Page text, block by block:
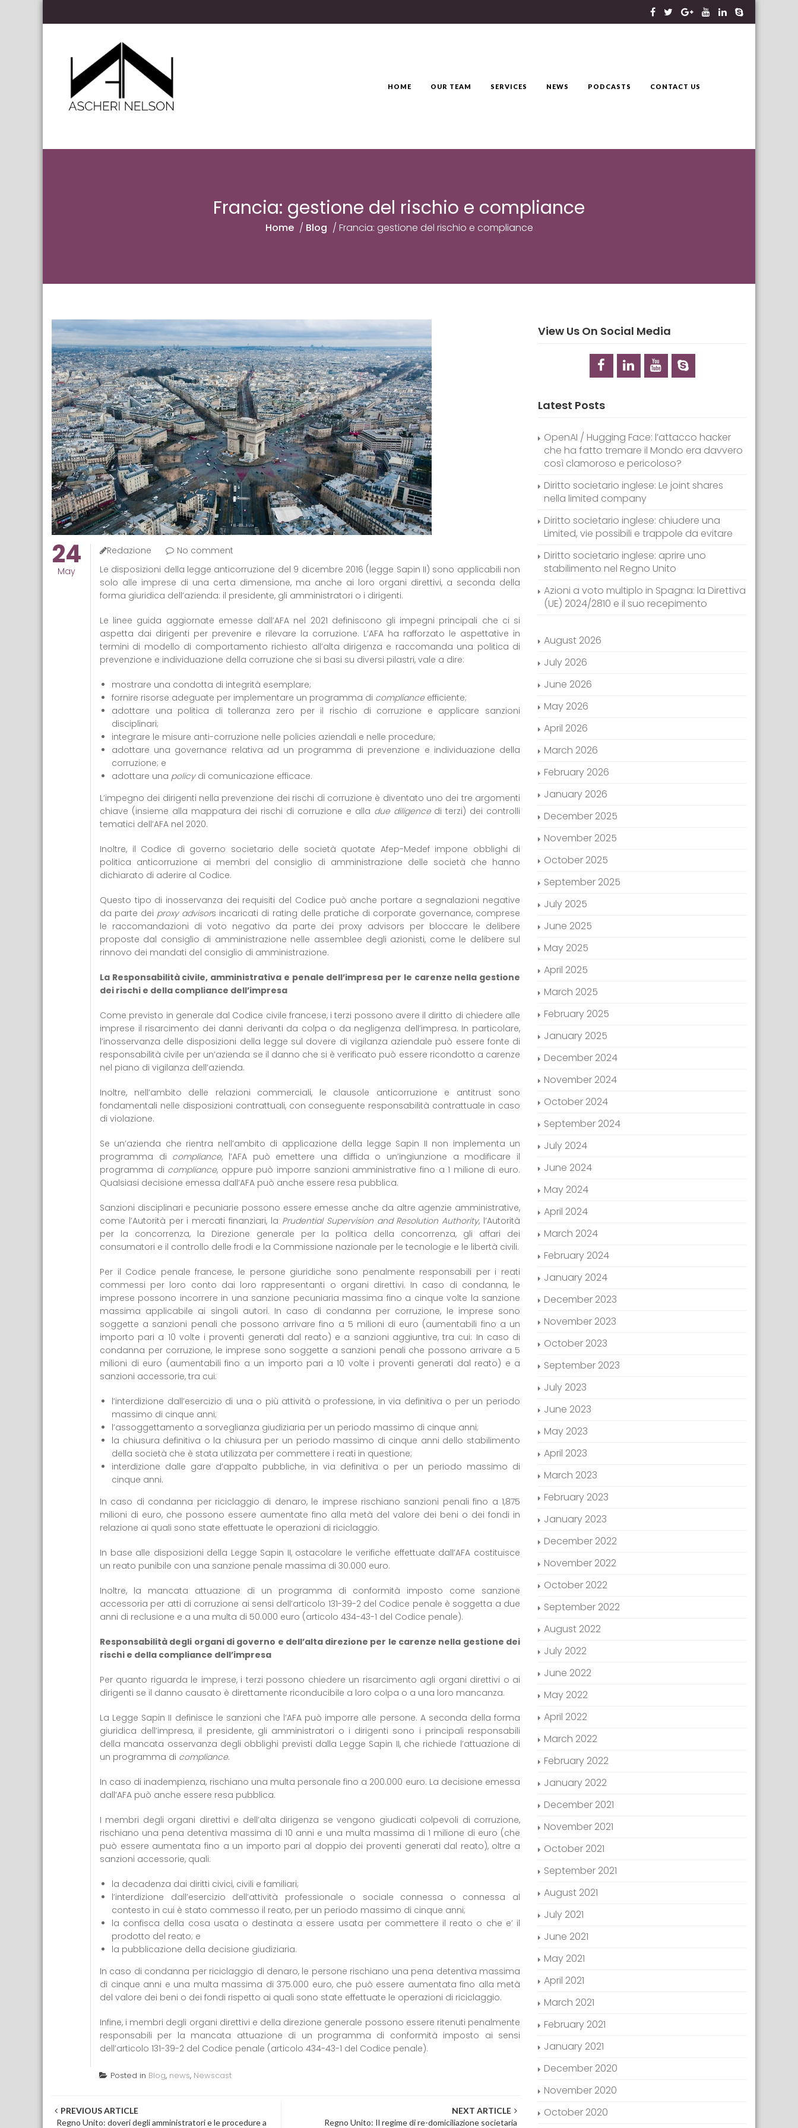
Ascheri Nelson LLP
HOME OUR TEAM SERVICES NEWS PODCASTS CONTACT US
Francia: gestione del rischio e compliance
Home / Blog / Francia: gestione del rischio e compliance
24
May
Redazione
No comment
Le disposizioni della legge anticorruzione del 9 dicembre 2016 (legge Sapin II) sono applicabili non
solo alle imprese di una certa dimensione, ma anche ai loro organi direttivi, a seconda della
forma giuridica dell’azienda: il presidente, gli amministratori o i dirigenti.
Le linee guida aggiornate emesse dall’AFA nel 2021 definiscono gli impegni principali che ci si
aspetta dai dirigenti per prevenire e rilevare la corruzione. L’AFA ha rafforzato le aspettative in
termini di modello di comportamento richiesto all’alta dirigenza e raccomanda una politica di
prevenzione e individuazione della corruzione che si basi su diversi pilastri, vale a dire:
mostrare una condotta di integrità esemplare;
fornire risorse adeguate per implementare un programma di compliance efficiente;
adottare una politica di tolleranza zero per il rischio di corruzione e applicare sanzioni
disciplinari;
integrare le misure anti-corruzione nelle policies aziendali e nelle procedure;
adottare una governance relativa ad un programma di prevenzione e individuazione della
corruzione; e
adottare una policydi comunicazione efficace.
L’impegno dei dirigenti nella prevenzione dei rischi di corruzione è diventato uno dei tre argomenti
chiave (insieme alla mappatura dei rischi di corruzione e alla due diligencedi terzi) dei controlli
tematici dell’AFA nel 2020.
Inoltre, il Codice di governo societario delle società quotate Afep-Medef impone obblighi di
politica anticorruzione ai membri del consiglio di amministrazione delle società che hanno
dichiarato di aderire al Codice.
Questo tipo di inosservanza dei requisiti del Codice può anche portare a segnalazioni negative
da parte dei proxy advisors incaricati di rating delle pratiche di corporate governance, comprese
le raccomandazioni di voto negativo da parte dei proxy advisors per bloccare le delibere
proposte dal consiglio di amministrazione nelle assemblee degli azionisti, come le delibere sul
rinnovo dei mandati del consiglio di amministrazione.
La Responsabilità civile, amministrativa e penale dell’impresa per le carenze nella gestione
dei rischi e della compliance dell’impresa
Come previsto in generale dal Codice civile francese, i terzi possono avere il diritto di chiedere alle
imprese il risarcimento dei danni derivanti da colpa o da negligenza dell’impresa. In particolare,
l’inosservanza delle disposizioni della legge sul dovere di vigilanza aziendale può essere fonte di
responsabilità civile per un’azienda se il danno che si è verificato può essere ricondotto a carenze
nel piano di vigilanza dell’azienda.
Inoltre, nell’ambito delle relazioni commerciali, le clausole anticorruzione e antitrust sono
fondamentali nelle disposizioni contrattuali, con conseguente responsabilità contrattuale in caso
di violazione.
Se un’azienda che rientra nell’ambito di applicazione della legge Sapin II non implementa un
programma di compliance, l’AFA può emettere una diffida o un’ingiunzione a modificare il
programma di compliance, oppure può imporre sanzioni amministrative fino a 1 milione di euro.
Qualsiasi decisione emessa dall’AFA può anche essere resa pubblica.
Sanzioni disciplinari e pecuniarie possono essere emesse anche da altre agenzie amministrative,
come l’Autorità per i mercati finanziari, la Prudential Supervision and Resolution Authority, l’Autorità
per la concorrenza, la Direzione generale per la politica della concorrenza, gli affari dei
consumatori e il controllo delle frodi e la Commissione nazionale per le tecnologie e le libertà civili.
Per il Codice penale francese, le persone giuridiche sono penalmente responsabili per i reati
commessi per loro conto dai loro rappresentanti o organi direttivi. In caso di condanna, le
imprese possono incorrere in una sanzione pecuniaria massima fino a cinque volte la sanzione
massima applicabile ai singoli autori. In caso di condanna per corruzione, le imprese sono
soggette a sanzioni penali che possono arrivare fino a 5 milioni di euro (aumentabili fino a un
importo pari a 10 volte i proventi generati dal reato) e a sanzioni aggiuntive, tra cui: In caso di
condanna per corruzione, le imprese sono soggette a sanzioni penali che possono arrivare a 5
milioni di euro (aumentabili fino a un importo pari a 10 volte i proventi generati dal reato) e a
sanzioni accessorie, tra cui:
l’interdizione dall’esercizio di una o più attività o professione, in via definitiva o per un periodo
massimo di cinque anni;
l’assoggettamento a sorveglianza giudiziaria per un periodo massimo di cinque anni;
la chiusura definitiva o la chiusura per un periodo massimo di cinque anni dello stabilimento
della società che è stata utilizzata per commettere i reati in questione;
interdizione dalle gare d’appalto pubbliche, in via definitiva o per un periodo massimo di
cinque anni.
In caso di condanna per riciclaggio di denaro, le imprese rischiano sanzioni penali fino a 1,875
milioni di euro, che possono essere aumentate fino alla metà del valore dei beni o dei fondi in
relazione ai quali sono state effettuate le operazioni di riciclaggio.
In base alle disposizioni della Legge Sapin II, ostacolare le verifiche effettuate dall’AFA costituisce
un reato punibile con una sanzione penale massima di 30.000 euro.
Inoltre, la mancata attuazione di un programma di conformità imposto come sanzione
accessoria per atti di corruzione ai sensi dell’articolo 131-39-2 del Codice penale è soggetta a due
anni di reclusione e a una multa di 50.000 euro (articolo 434-43-1 del Codice penale).
Responsabilità degli organi di governo e dell’alta direzione per le carenze nella gestione dei
rischi e della compliance dell’impresa
Per quanto riguarda le imprese, i terzi possono chiedere un risarcimento agli organi direttivi o ai
dirigenti se il danno causato è direttamente riconducibile a loro colpa o a una loro mancanza.
La Legge Sapin II definisce le sanzioni che l’AFA può imporre alle persone. A seconda della forma
giuridica dell’impresa, il presidente, gli amministratori o i dirigenti sono i principali responsabili
della mancata osservanza degli obblighi previsti dalla Legge Sapin II, che richiede l’attuazione di
un programma di compliance.
In caso di inadempienza, rischiano una multa personale fino a 200.000 euro. La decisione emessa
dall’AFA può anche essere resa pubblica.
I membri degli organi direttivi e dell’alta dirigenza se vengono giudicati colpevoli di corruzione,
rischiano una pena detentiva massima di 10 anni e una multa massima di 1 milione di euro (che
può essere aumentata fino a un importo pari al doppio dei proventi generati dal reato), oltre a
sanzioni accessorie, quali:
la decadenza dai diritti civici, civili e familiari;
l’interdizione dall’esercizio dell’attività professionale o sociale connessa o connessa al
contesto in cui è stato commesso il reato, per un periodo massimo di cinque anni;
la confisca della cosa usata o destinata a essere usata per commettere il reato o che e’ il
prodotto del reato; e
la pubblicazione della decisione giudiziaria.
In caso di condanna per riciclaggio di denaro, le persone rischiano una pena detentiva massima
di cinque anni e una multa massima di 375.000 euro, che può essere aumentata fino alla metà
del valore dei beni o dei fondi rispetto ai quali sono state effettuate le operazioni di riciclaggio.
Infine, i membri degli organi direttivi e della direzione generale possono essere ritenuti penalmente
responsabili per la mancata attuazione di un programma di conformità imposto ai sensi
dell’articolo 131-39-2 del Codice penale (articolo 434-43-1 del Codice penale).
Posted in Blog, news, Newscast
Post navigation
PREVIOUS ARTICLE
Regno Unito: doveri degli amministratori e le procedure a
NEXT ARTICLE
Regno Unito: Il regime di re-domiciliazione societaria
View Us On Social Media
Latest Posts
OpenAI / Hugging Face: l’attacco hacker
che ha fatto tremare il Mondo era davvero
così clamoroso e pericoloso?
Diritto societario inglese: Le joint shares
nella limited company
Diritto societario inglese: chiudere una
Limited, vie possibili e trappole da evitare
Diritto societario inglese: aprire uno
stabilimento nel Regno Unito
Azioni a voto multiplo in Spagna: la Direttiva
(UE) 2024/2810 e il suo recepimento
August 2026
July 2026
June 2026
May 2026
April 2026
March 2026
February 2026
January 2026
December 2025
November 2025
October 2025
September 2025
July 2025
June 2025
May 2025
April 2025
March 2025
February 2025
January 2025
December 2024
November 2024
October 2024
September 2024
July 2024
June 2024
May 2024
April 2024
March 2024
February 2024
January 2024
December 2023
November 2023
October 2023
September 2023
July 2023
June 2023
May 2023
April 2023
March 2023
February 2023
January 2023
December 2022
November 2022
October 2022
September 2022
August 2022
July 2022
June 2022
May 2022
April 2022
March 2022
February 2022
January 2022
December 2021
November 2021
October 2021
September 2021
August 2021
July 2021
June 2021
May 2021
April 2021
March 2021
February 2021
January 2021
December 2020
November 2020
October 2020